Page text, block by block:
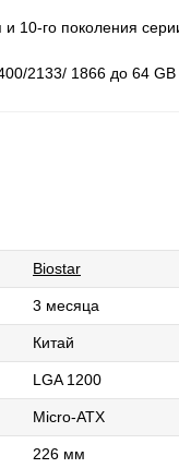
10-го поколения
2133/ 1866 до 64 GB
Biostar
3 месяца
Китай
LGA 1200
Micro-ATX
226 мм